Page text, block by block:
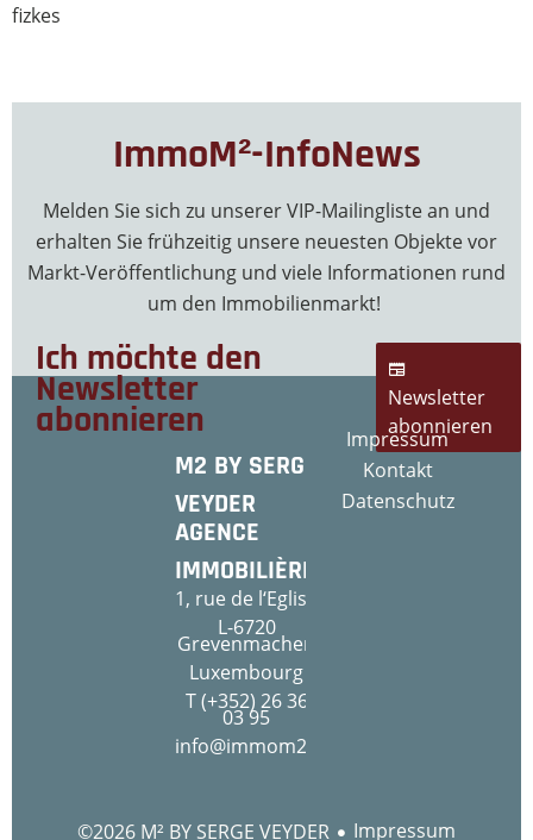
fizkes
ImmoM²-InfoNews
Melden Sie sich zu unserer VIP-Mailingliste an und
erhalten Sie frühzeitig unsere neuesten Objekte vor
Markt-Veröffentlichung und viele Informationen rund
um den Immobilienmarkt!
Ich möchte den
Newsletter
abonnieren
Newsletter
abonnieren
M2 BY SERGE
VEYDER
AGENCE
IMMOBILIÈRE
1, rue de l‘Eglise
L-6720
Grevenmacher
Luxembourg
T (+352) 26 36
03 95
info@immom2.com
Impressum
Kontakt
Datenschutz
©2026 M² BY SERGE VEYDER Impressum